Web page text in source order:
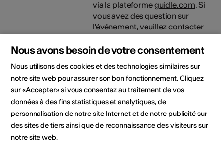
via la plateformeguidle.com. Si
vous avez des question sur
l'événement, veuillez contacter
l'organisateur ou l'office du
tourisme compétent.
Domaine
Type d'événement
Lieu de l'événement
Nous avons besoin de votre consentement
Nous utilisons des cookies et des technologies similaires sur
notre site web pour assurer son bon fonctionnement. Cliquez
sur «Accepter» si vous consentez au traitement de vos
données à des fins statistiques et analytiques, de
personnalisation de notre site Internet et de notre publicité sur
des sites de tiers ainsi que de reconnaissance des visiteurs sur
notre site web.